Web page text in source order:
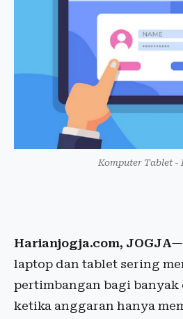
Komputer Tablet -
Harianjogja.com, JOGJA—
laptop dan tablet sering
pertimbangan bagi banyak
ketika anggaran hanya